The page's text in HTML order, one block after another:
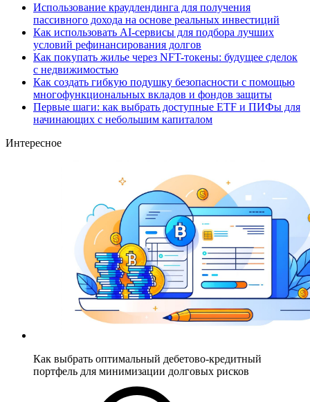
Использование краудлендинга для получения
пассивного дохода на основе реальных инвестиций
Как использовать AI-сервисы для подбора лучших
условий рефинансирования долгов
Как покупать жилье через NFT-токены: будущее сделок
с недвижимостью
Как создать гибкую подушку безопасности с помощью
многофункциональных вкладов и фондов защиты
Первые шаги: как выбрать доступные ETF и ПИФы для
начинающих с небольшим капиталом
Интересное
Как выбрать оптимальный дебетово-кредитный
портфель для минимизации долговых рисков